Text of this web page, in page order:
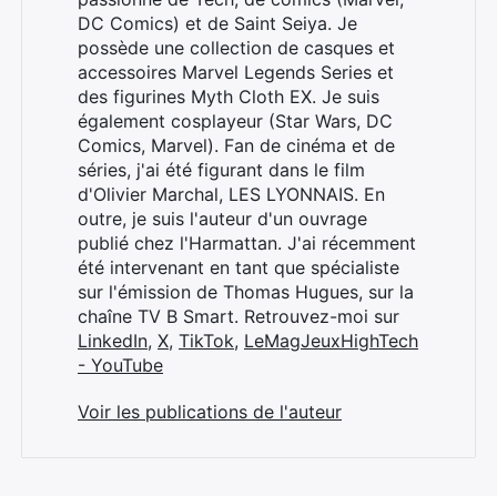
DC Comics) et de Saint Seiya. Je
possède une collection de casques et
accessoires Marvel Legends Series et
des figurines Myth Cloth EX. Je suis
également cosplayeur (Star Wars, DC
Comics, Marvel). Fan de cinéma et de
séries, j'ai été figurant dans le film
d'Olivier Marchal, LES LYONNAIS. En
outre, je suis l'auteur d'un ouvrage
publié chez l'Harmattan. J'ai récemment
été intervenant en tant que spécialiste
sur l'émission de Thomas Hugues, sur la
chaîne TV B Smart. Retrouvez-moi sur
LinkedIn, X, TikTok, LeMagJeuxHighTech
- YouTube
Voir les publications de l'auteur